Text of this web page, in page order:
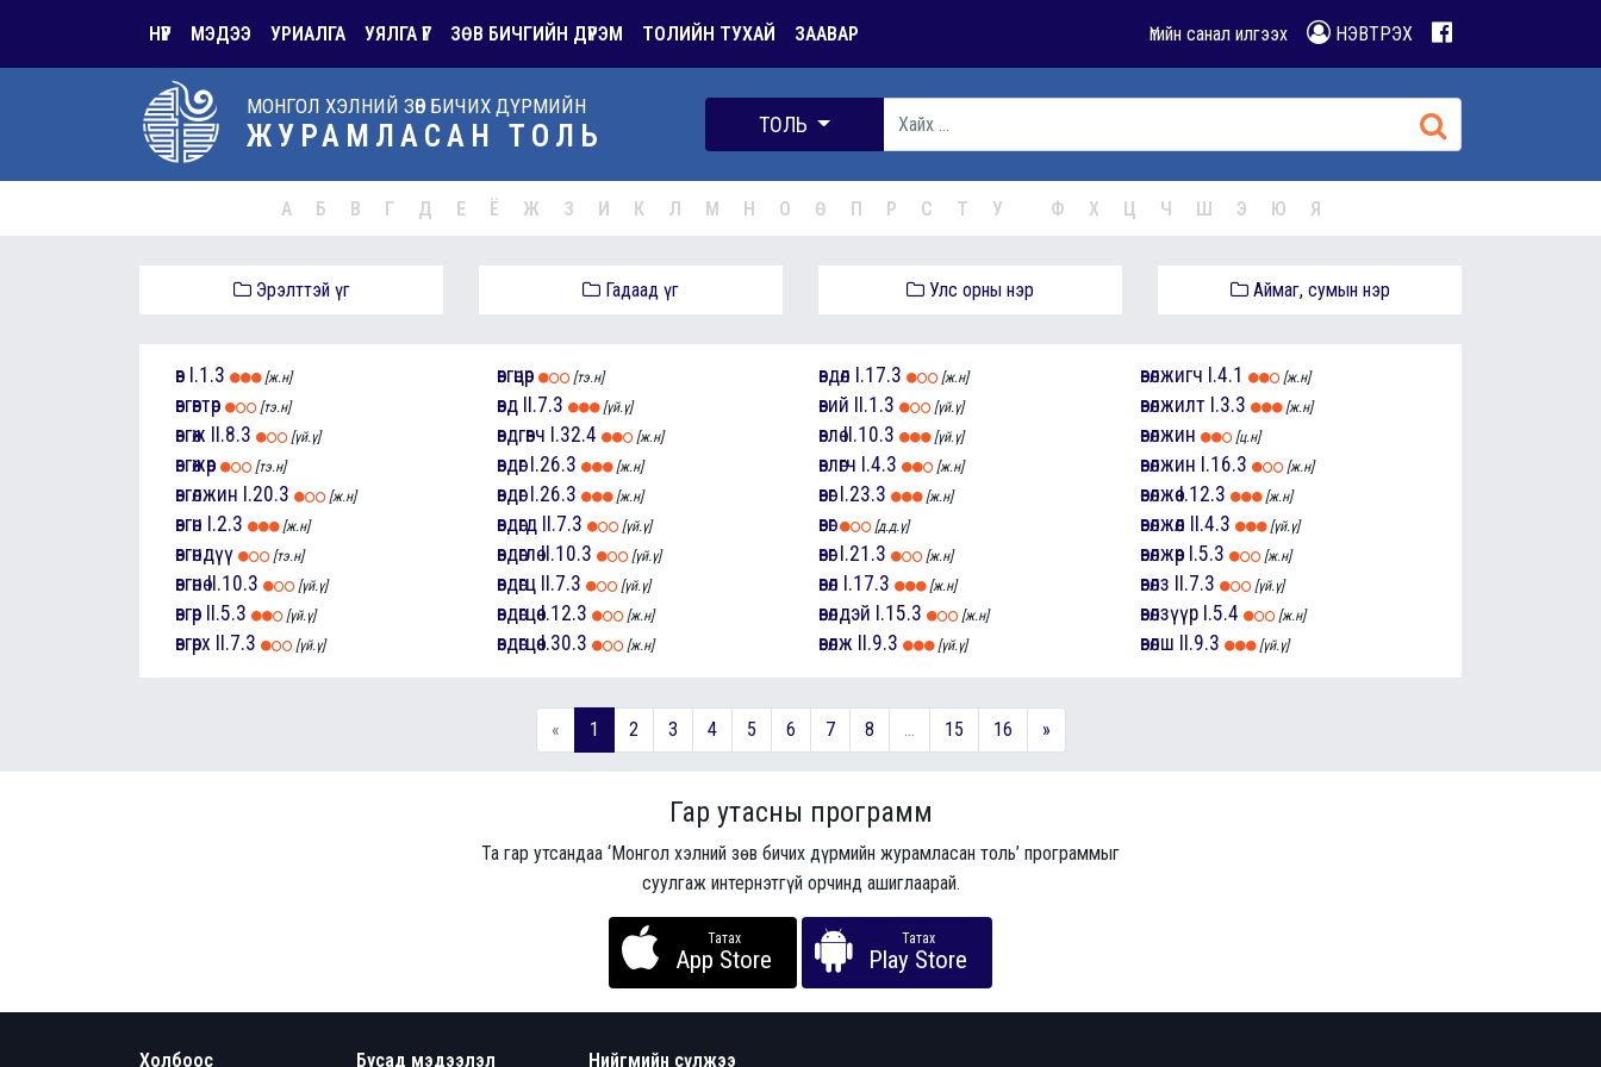
НҮҮР МЭДЭЭ УРИАЛГА УЯЛГА ҮГ ЗӨВ БИЧГИЙН ДҮРЭМ ТОЛИЙН ТУХАЙ ЗААВАР Үгийн санал илгээх НЭВТРЭХ
МОНГОЛ ХЭЛНИЙ ЗӨВ БИЧИХ ДҮРМИЙН
ЖУРАМЛАСАН ТОЛЬ ТОЛЬ
А Б В Г Д Е Ё Ж З И К Л М Н О Ө П Р С Т У Ф Х Ц Ч Ш Э Ю Я
Эрэлттэй үг Гадаад үг Улс орны нэр Аймаг, сумын нэр
өв I.1.3 [ж.н]
өвгөвтөр [тэ.н]
өвгөж II.8.3 [үй.ү]
өвгөжөөр [тэ.н]
өвгөлжин I.20.3 [ж.н]
өвгөн I.2.3 [ж.н]
өвгөндүү [тэ.н]
өвгөнө II.10.3 [үй.ү]
өвгөр II.5.3 [үй.ү]
өвгөрх II.7.3 [үй.ү]
өвгөцөр [тэ.н]
өвд II.7.3 [үй.ү]
өвдгөвч I.32.4 [ж.н]
өвдөг I.26.3 [ж.н]
өвдөг I.26.3 [ж.н]
өвдөгд II.7.3 [үй.ү]
өвдөглө II.10.3 [үй.ү]
өвдөгц II.7.3 [үй.ү]
өвдөгцөө I.12.3 [ж.н]
өвдөгцөө I.30.3 [ж.н]
өвдөл I.17.3 [ж.н]
өвий II.1.3 [үй.ү]
өвлө II.10.3 [үй.ү]
өвлөгч I.4.3 [ж.н]
өвөг I.23.3 [ж.н]
өвөг [д.д.ү]
өвөг I.21.3 [ж.н]
өвөл I.17.3 [ж.н]
өвөлдэй I.15.3 [ж.н]
өвөлж II.9.3 [үй.ү]
өвөлжигч I.4.1 [ж.н]
өвөлжилт I.3.3 [ж.н]
өвөлжин [ц.н]
өвөлжин I.16.3 [ж.н]
өвөлжөө I.12.3 [ж.н]
өвөлжөөл II.4.3 [үй.ү]
өвөлжөөр I.5.3 [ж.н]
өвөлз II.7.3 [үй.ү]
өвөлзүүр I.5.4 [ж.н]
өвөлш II.9.3 [үй.ү]
« 1 2 3 4 5 6 7 8 ... 15 16 »
Гар утасны программ
Та гар утсандаа ‘Монгол хэлний зөв бичих дүрмийн журамласан толь’ программыг
суулгаж интернэтгүй орчинд ашиглаарай.
Татах
App Store
Татах
Play Store
Холбоос Бусад мэдээлэл Нийгмийн сүлжээ